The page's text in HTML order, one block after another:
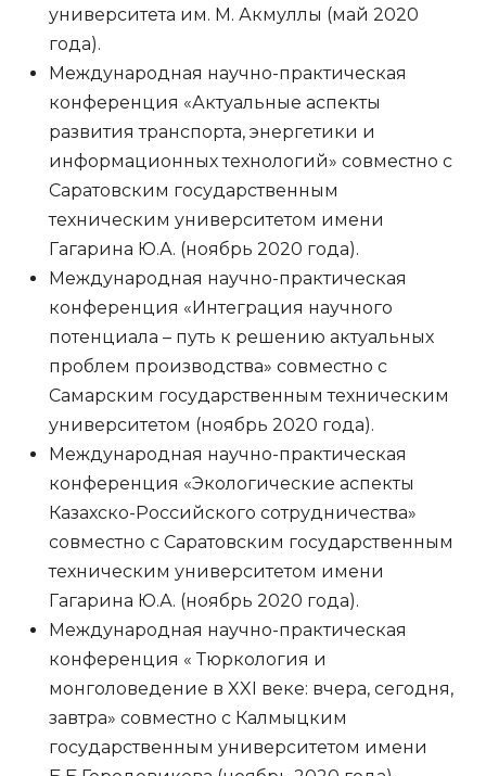
университета им. М. Акмуллы (май 2020
года).
Международная научно-практическая
конференция «Актуальные аспекты
развития транспорта, энергетики и
информационных технологий» совместно с
Саратовским государственным
техническим университетом имени
Гагарина Ю.А. (ноябрь 2020 года).
Международная научно-практическая
конференция «Интеграция научного
потенциала – путь к решению актуальных
проблем производства» совместно с
Самарским государственным техническим
университетом (ноябрь 2020 года).
Международная научно-практическая
конференция «Экологические аспекты
Казахско-Российского сотрудничества»
совместно с Саратовским государственным
техническим университетом имени
Гагарина Ю.А. (ноябрь 2020 года).
Международная научно-практическая
конференция « Тюркология и
монголоведение в XXI веке: вчера, сегодня,
завтра» совместно с Калмыцким
государственным университетом имени